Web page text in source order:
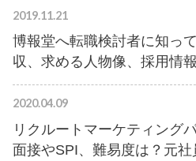
2019.11.21
博報堂へ転職検討者に知っ
収、求める人物像、採用情報
2020.04.09
リクルートマーケティング
面接やSPI、難易度は？元社